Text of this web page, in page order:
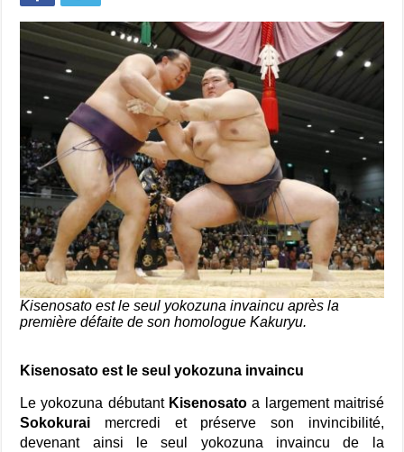
Kisenosato est le seul yokozuna invaincu après la
première défaite de son homologue Kakuryu.
Kisenosato est le seul yokozuna invaincu
Le yokozuna débutant Kisenosato a largement maitrisé
Sokokurai mercredi et préserve son invincibilité,
devenant ainsi le seul yokozuna invaincu de la